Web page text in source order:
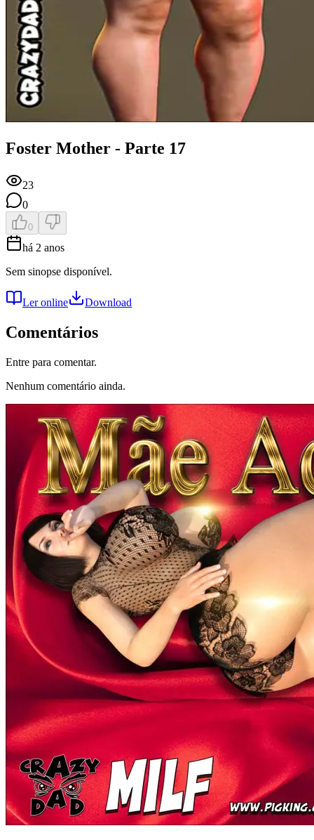
Foster Mother - Parte 17
23
0
0
há 2 anos
Sem sinopse disponível.
Ler online Download
Comentários
Entre para comentar.
Nenhum comentário ainda.